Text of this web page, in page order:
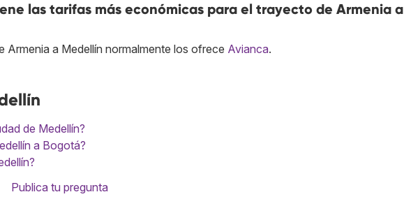
las tarifas más económicas para el trayecto de Armenia a
Armenia a Medellín normalmente los ofrece Avianca.
de Medellín?
a Bogotá?
Publica tu pregunta